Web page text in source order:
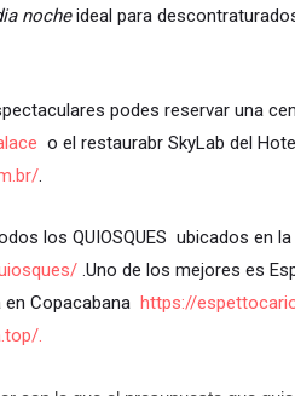
nocheideal para
podes reservar una
o el restaurabr SkyLab del
.
los QUIOSQUES ubicados en
.Uno de los mejores es
en Copacabanahttps://
top/.